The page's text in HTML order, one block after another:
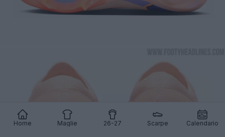
Home Maglie 26-27 Scarpe Calendario